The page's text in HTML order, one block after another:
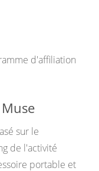
d'affiliation
sur le
de l'activité
portable et